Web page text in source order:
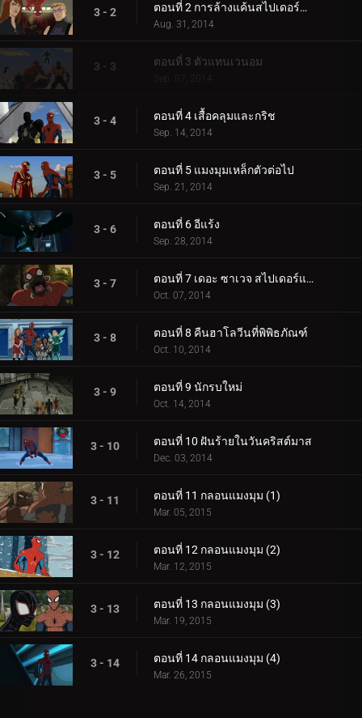
3 - 2 ตอนที่ 2 การล้างแค้นสไปเดอร์แมน
Aug. 31, 2014
3 - 3 ตอนที่ 3 ตัวแทนเวนอม
Sep. 07, 2014
3 - 4 ตอนที่ 4 เสื้อคลุมและกริช
Sep. 14, 2014
3 - 5 ตอนที่ 5 แมงมุมเหล็กตัวต่อไป
Sep. 21, 2014
3 - 6 ตอนที่ 6 อีแร้ง
Sep. 28, 2014
3 - 7 ตอนที่ 7 เดอะ ซาเวจ สไปเดอร์แมน
Oct. 07, 2014
3 - 8 ตอนที่ 8 คืนฮาโลวีนที่พิพิธภัณฑ์
Oct. 10, 2014
3 - 9 ตอนที่ 9 นักรบใหม่
Oct. 14, 2014
3 - 10 ตอนที่ 10 ฝันร้ายในวันคริสต์มาส
Dec. 03, 2014
3 - 11 ตอนที่ 11 กลอนแมงมุม (1)
Mar. 05, 2015
3 - 12 ตอนที่ 12 กลอนแมงมุม (2)
Mar. 12, 2015
3 - 13 ตอนที่ 13 กลอนแมงมุม (3)
Mar. 19, 2015
3 - 14 ตอนที่ 14 กลอนแมงมุม (4)
Mar. 26, 2015